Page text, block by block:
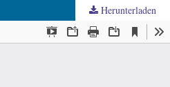
Herunterladen